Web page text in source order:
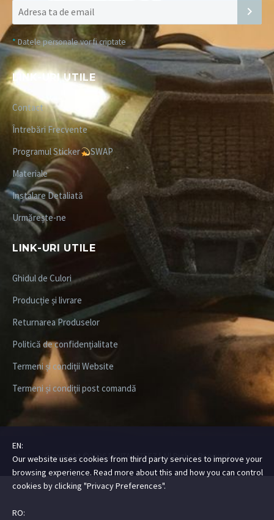
* Datele personale vor fi criptate
LINK-URI UTILE
Contact
Întrebări Frecvente
Programul Sticker
SWAP
Materiale
Instalare Detaliată
Urmărește-ne
LINK-URI UTILE
Ghidul de Culori
Producție și livrare
Returnarea Produselor
Politică de confidențialitate
Termeni și condiții Website
Termeni și condiții post comandă
Copyright ©2026 DIGITALSTEEZ| All Rights Rserved
EN:
Our website uses cookies from third party services to improve your
browsing experience. Read more about this and how you can control
cookies by clicking "Privacy Preferences".
RO: